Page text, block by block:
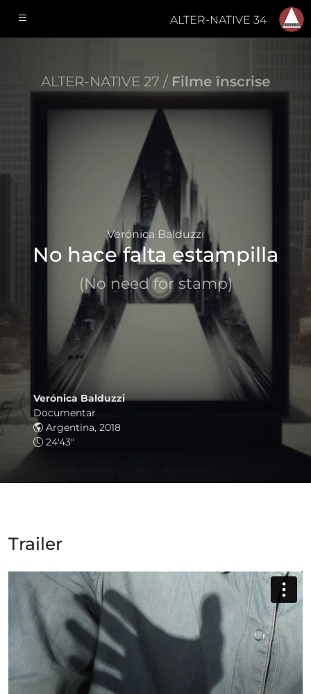
ALTER-NATIVE 34
ALTER-NATIVE 27 / Filme înscrise
Verónica Balduzzi
No hace falta estampilla
(No need for stamp)
Verónica Balduzzi
Documentar
Argentina, 2018
24'43"
Trailer